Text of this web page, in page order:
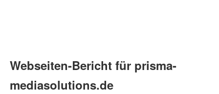
Webseiten-Bericht für prisma-
mediasolutions.de